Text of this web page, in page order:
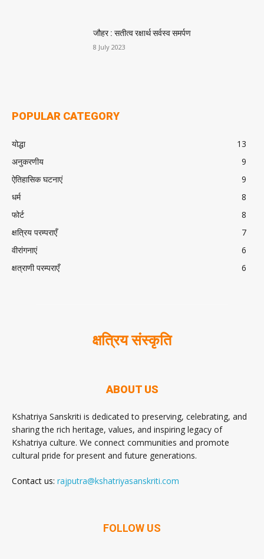
जौहर : सतीत्व रक्षार्थ सर्वस्व समर्पण
8 July 2023
POPULAR CATEGORY
योद्धा
13
अनुकरणीय
9
ऐतिहासिक घटनाएं
9
धर्म
8
फोर्ट
8
क्षत्रिय परम्पराएँ
7
वीरांगनाएं
6
क्षत्राणी परम्पराएँ
6
क्षत्रिय संस्कृति
ABOUT US
Kshatriya Sanskriti is dedicated to preserving, celebrating, and
sharing the rich heritage, values, and inspiring legacy of
Kshatriya culture. We connect communities and promote
cultural pride for present and future generations.
Contact us: rajputra@kshatriyasanskriti.com
FOLLOW US